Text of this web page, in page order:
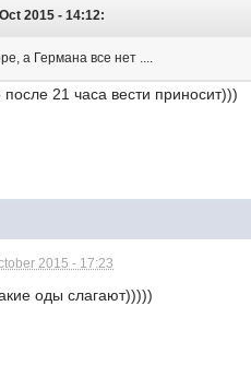
2015 - 14:12:
а Германа все нет ....
21 часа вести приносит)))
2015 - 17:23
оды слагают)))))